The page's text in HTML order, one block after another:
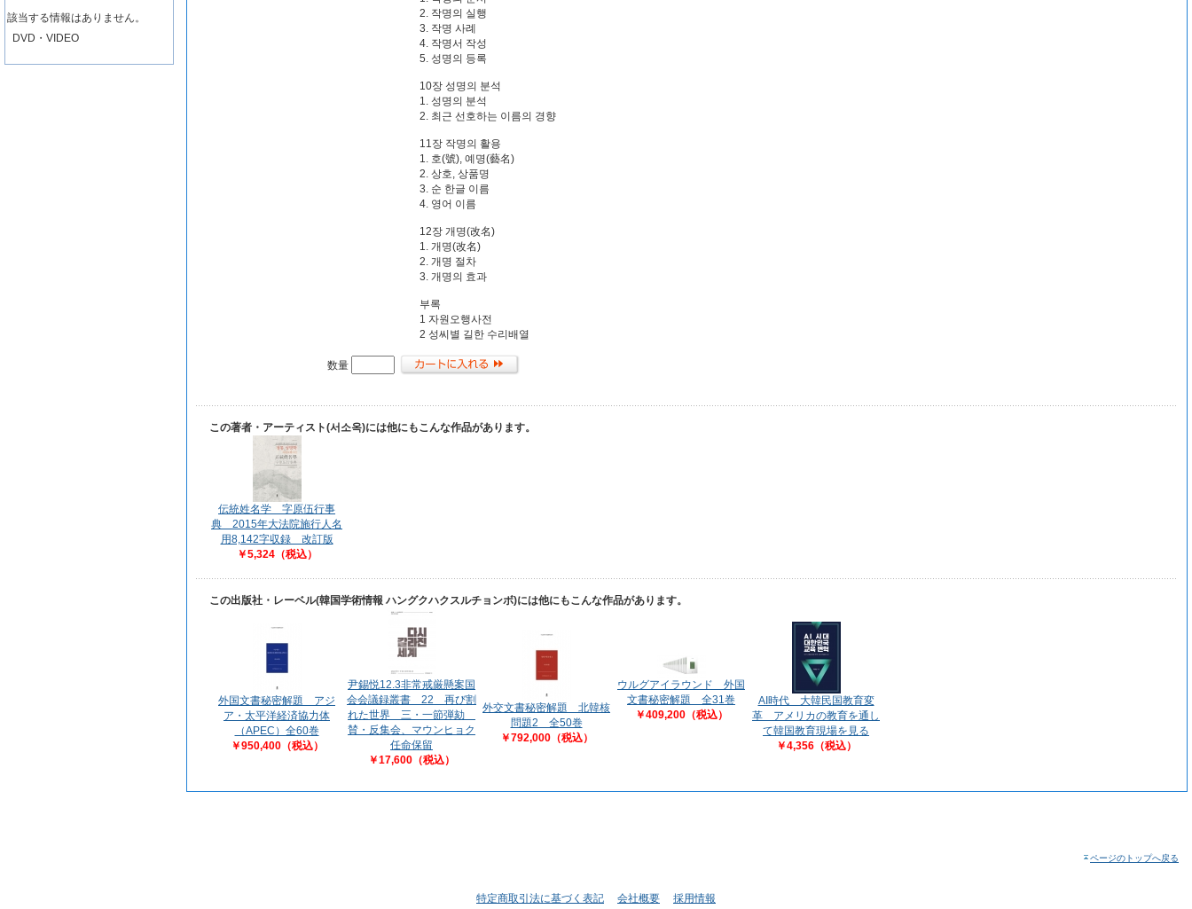
該当する情報はありません。
DVD・VIDEO
2. 작명의 실행
3. 작명 사례
4. 작명서 작성
5. 성명의 등록
10장 성명의 분석
1. 성명의 분석
2. 최근 선호하는 이름의 경향
11장 작명의 활용
1. 호(號), 예명(藝名)
2. 상호, 상품명
3. 순 한글 이름
4. 영어 이름
12장 개명(改名)
1. 개명(改名)
2. 개명 절차
3. 개명의 효과
부록
1 자원오행사전
2 성씨별 길한 수리배열
数量
この著者・アーティスト(서소옥)には他にもこんな作品があります。
伝統姓名学 字原伍行事
典 2015年大法院施行人名
用8,142字収録 改訂版
￥5,324（税込）
この出版社・レーベル(韓国学術情報 ハングクハクスルチョンボ)には他にもこんな作品があります。
外国文書秘密解題 アジ
ア・太平洋経済協力体
（APEC）全60巻
￥950,400（税込）
尹錫悦12.3非常戒厳懸案国
会会議録叢書 22 再び割
れた世界 三・一節弾劾
賛・反集会、マウンヒョク
任命保留
￥17,600（税込）
外交文書秘密解題 北韓核
問題2 全50巻
￥792,000（税込）
ウルグアイラウンド 外国
文書秘密解題 全31巻
￥409,200（税込）
AI時代 大韓民国教育変
革 アメリカの教育を通し
て韓国教育現場を見る
￥4,356（税込）
ページのトップへ戻る
特定商取引法に基づく表記 会社概要 採用情報